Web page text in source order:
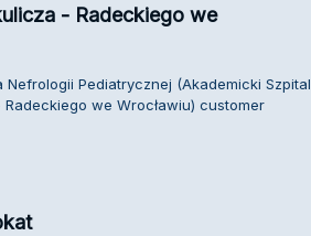
- Radeckiego we
Nefrologii Pediatrycznej (Akademicki Szpital
we Wrocławiu) customer